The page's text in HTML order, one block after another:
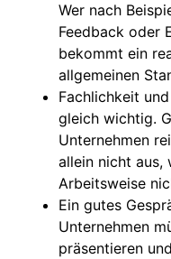
Wer nach
Feedback oder
bekommt ein
allgemeinen
Fachlichkeit
gleich wichtig.
Unternehmen
allein nicht aus,
Arbeitsweise
Ein gutes
Unternehmen
präsentieren